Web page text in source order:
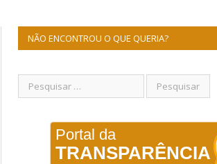
NÃO ENCONTROU O QUE QUERIA?
Portal da
TRANSPARÊNCIA